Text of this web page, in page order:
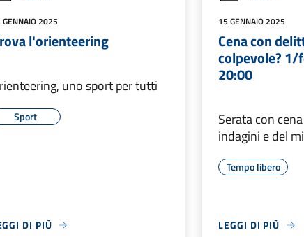
2025
l'orienteering
uno sport per tutti
Sport
DI PIÙ
15 GENNAIO 2025
Cena con
colpevole?
20:00
Serata con
indagini e del
Tempo libero
LEGGI DI PIÙ